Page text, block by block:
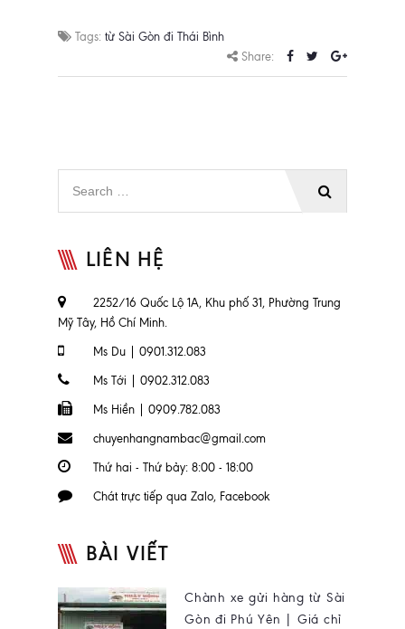
Tags: từ Sài Gòn đi Thái Bình
Share:
LIÊN HỆ
2252/16 Quốc Lộ 1A, Khu phố 31, Phường Trung
Mỹ Tây, Hồ Chí Minh.
Ms Du | 0901.312.083
Ms Tới | 0902.312.083
Ms Hiền | 0909.782.083
chuyenhangnambac@gmail.com
Thứ hai - Thứ bảy: 8:00 - 18:00
Chát trực tiếp qua Zalo, Facebook
BÀI VIẾT
Chành xe gửi hàng từ Sài
Gòn đi Phú Yên | Giá chỉ